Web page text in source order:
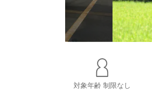
対象年齢 制限なし